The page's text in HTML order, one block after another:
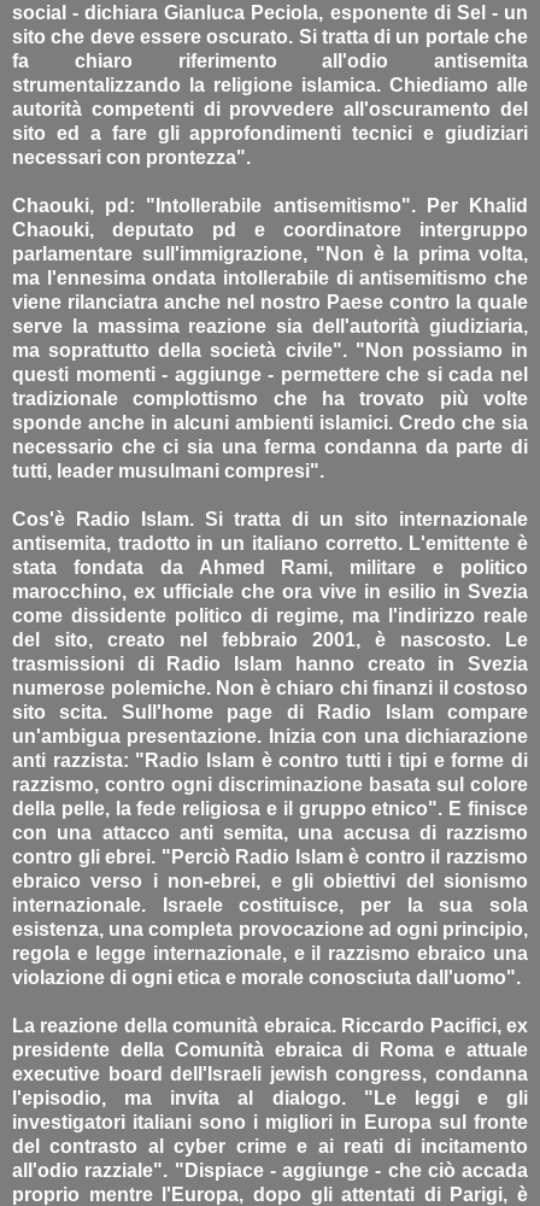
social - dichiara Gianluca Peciola, esponente di Sel - un
sito che deve essere oscurato. Si tratta di un portale che
fa chiaro riferimento all'odio antisemita
strumentalizzando la religione islamica. Chiediamo alle
autorità competenti di provvedere all'oscuramento del
sito ed a fare gli approfondimenti tecnici e giudiziari
necessari con prontezza".
Chaouki, pd: "Intollerabile antisemitismo". Per Khalid
Chaouki, deputato pd e coordinatore intergruppo
parlamentare sull'immigrazione, "Non è la prima volta,
ma l'ennesima ondata intollerabile di antisemitismo che
viene rilanciatra anche nel nostro Paese contro la quale
serve la massima reazione sia dell'autorità giudiziaria,
ma soprattutto della società civile". "Non possiamo in
questi momenti - aggiunge - permettere che si cada nel
tradizionale complottismo che ha trovato più volte
sponde anche in alcuni ambienti islamici. Credo che sia
necessario che ci sia una ferma condanna da parte di
tutti, leader musulmani compresi".
Cos'è Radio Islam. Si tratta di un sito internazionale
antisemita, tradotto in un italiano corretto. L'emittente è
stata fondata da Ahmed Rami, militare e politico
marocchino, ex ufficiale che ora vive in esilio in Svezia
come dissidente politico di regime, ma l'indirizzo reale
del sito, creato nel febbraio 2001, è nascosto. Le
trasmissioni di Radio Islam hanno creato in Svezia
numerose polemiche. Non è chiaro chi finanzi il costoso
sito scita. Sull'home page di Radio Islam compare
un'ambigua presentazione. Inizia con una dichiarazione
anti razzista: "Radio Islam è contro tutti i tipi e forme di
razzismo, contro ogni discriminazione basata sul colore
della pelle, la fede religiosa e il gruppo etnico". E finisce
con una attacco anti semita, una accusa di razzismo
contro gli ebrei. "Perciò Radio Islam è contro il razzismo
ebraico verso i non-ebrei, e gli obiettivi del sionismo
internazionale. Israele costituisce, per la sua sola
esistenza, una completa provocazione ad ogni principio,
regola e legge internazionale, e il razzismo ebraico una
violazione di ogni etica e morale conosciuta dall'uomo".
La reazione della comunità ebraica. Riccardo Pacifici, ex
presidente della Comunità ebraica di Roma e attuale
executive board dell'Israeli jewish congress, condanna
l'episodio, ma invita al dialogo. "Le leggi e gli
investigatori italiani sono i migliori in Europa sul fronte
del contrasto al cyber crime e ai reati di incitamento
all'odio razziale". "Dispiace - aggiunge - che ciò accada
proprio mentre l'Europa, dopo gli attentati di Parigi, è